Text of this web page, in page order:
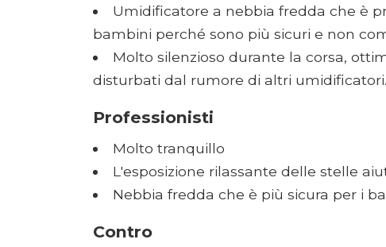
Umidificatore a nebbia fredda che è
bambini perché sono più sicuri e non
Molto silenzioso durante la corsa,
disturbati dal rumore di altri umidificatori.
Professionisti
Molto tranquillo
L'esposizione rilassante delle stelle
Nebbia fredda che è più sicura per i
Contro